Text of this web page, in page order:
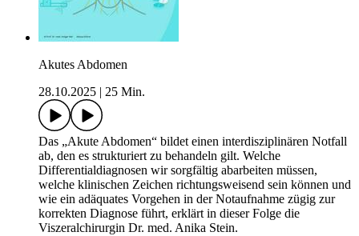
Akutes Abdomen
28.10.2025
25 Min.
Das „Akute Abdomen“ bildet einen interdisziplinären Notfall
ab, den es strukturiert zu behandeln gilt. Welche
Differentialdiagnosen wir sorgfältig abarbeiten müssen,
welche klinischen Zeichen richtungsweisend sein können und
wie ein adäquates Vorgehen in der Notaufnahme zügig zur
korrekten Diagnose führt, erklärt in dieser Folge die
Viszeralchirurgin Dr. med. Anika Stein.